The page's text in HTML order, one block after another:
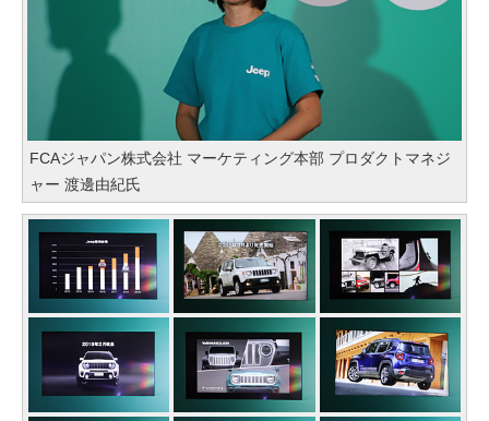
FCAジャパン株式会社 マーケティング本部 プロダクトマネジ
ャー 渡邊由紀氏